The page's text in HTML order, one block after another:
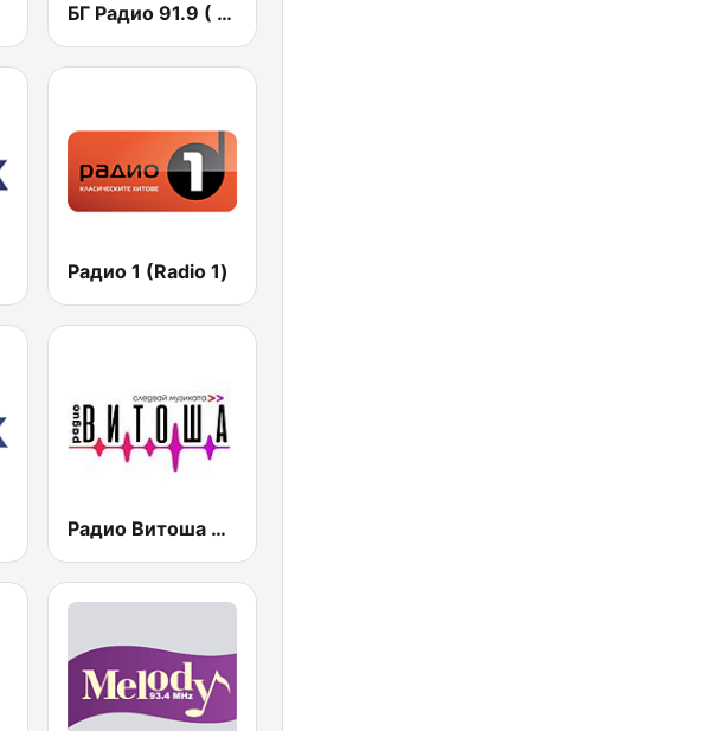
БГ Радио 91.9 ( BG Radio )
Радио 1 (Radio 1)
Радио Витоша 97.6 FM